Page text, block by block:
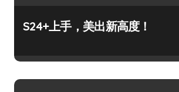
S24+上手，美出新高度！